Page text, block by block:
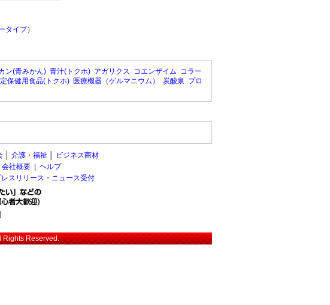
タイプ）
ン(青みかん) 青汁(トクホ) アガリクス コエンザイム コラー
保健用食品(トクホ) 医療機器（ゲルマニウム） 炭酸泉 プロ
介護・福祉
ビジネス商材
社概要
ヘルプ
レスリリース・ニュース受付
Reserved.